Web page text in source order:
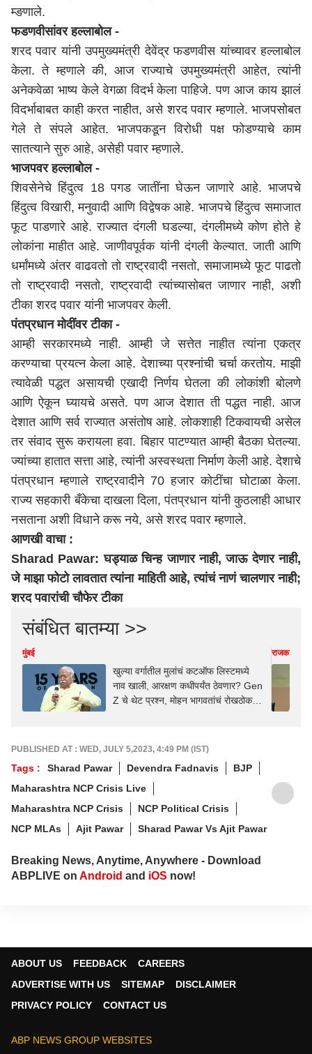
म्ङणाले.
फडणवीसांवर हल्लाबोल -
शरद पवार यांनी उपमुख्यमंत्री देवेंद्र फडणवीस यांच्यावर हल्लाबोल
केला. ते म्हणाले की, आज राज्याचे उपमुख्यमंत्री आहेत, त्यांनी
अनेकवेळा भाष्य केले वेगळा विदर्भ केला पाहिजे. पण आज काय झालं
विदर्भाबाबत काही करत नाहीत, असे शरद पवार म्हणाले. भाजपसोबत
गेले ते संपले आहेत. भाजपकडून विरोधी पक्ष फोडण्याचे काम
सातत्याने सुरु आहे, असेही पवार म्हणाले.
भाजपवर हल्लाबोल -
शिवसेनेचे हिंदुत्व 18 पगड जातींना घेऊन जाणारे आहे. भाजपचे
हिंदुत्व विखारी, मनुवादी आणि विद्वेषक आहे. भाजपचे हिंदुत्व समाजात
फूट पाडणारे आहे. राज्यात दंगली घडल्या, दंगलीमध्ये कोण होते हे
लोकांना माहीत आहे. जाणीवपूर्वक यांनी दंगली केल्यात. जाती आणि
धर्मांमध्ये अंतर वाढवतो तो राष्ट्रवादी नसतो, समाजामध्ये फूट पाढतो
तो राष्ट्रवादी नसतो, राष्ट्रवादी त्यांच्यासोबत जाणार नाही, अशी
टीका शरद पवार यांनी भाजपवर केली.
पंतप्रधान मोदींवर टीका -
आम्ही सरकारमध्ये नाही. आम्ही जे सत्तेत नाहीत त्यांना एकत्र
करण्याचा प्रयत्न केला आहे. देशाच्या प्रश्नांची चर्चा करतोय. माझी
त्यावेळी पद्धत असायची एखादी निर्णय घेतला की लोकांशी बोलणे
आणि ऐकून घ्यायचे असते. पण आज देशात ती पद्धत नाही. आज
देशात आणि सर्व राज्यात असंतोष आहे. लोकशाही टिकवायची असेल
तर संवाद सुरू करायला हवा. बिहार पाटण्यात आम्ही बैठका घेतल्या.
ज्यांच्या हातात सत्ता आहे, त्यांनी अस्वस्थता निर्माण केली आहे. देशाचे
पंतप्रधान म्हणाले राष्ट्रवादीने 70 हजार कोटींचा घोटाळा केला.
राज्य सहकारी बँकेचा दाखला दिला, पंतप्रधान यांनी कुठलाही आधार
नसताना अशी विधाने करू नये, असे शरद पवार म्हणाले.
आणखी वाचा :
Sharad Pawar: घड्याळ चिन्ह जाणार नाही, जाऊ देणार नाही,
जे माझा फोटो लावतात त्यांना माहिती आहे, त्यांचं नाणं चालणार नाही;
शरद पवारांची चौफेर टीका
संबंधित बातम्या >>
मुंबई
खुल्या वर्गातील मुलांचं कटऑफ लिस्टमध्ये
नाव खाली, आरक्षण कधीपर्यंत ठेवणार? Gen
Z चे थेट प्रश्न, मोहन भागवतांचं रोखठोक
राजकारण
PUBLISHED AT : WED, JULY 5,2023, 4:49 PM (IST)
Tags : Sharad Pawar Devendra Fadnavis
BJP
Maharashtra NCP Crisis Live
Maharashtra NCP Crisis
NCP Political Crisis
NCP MLAs
Ajit Pawar Sharad Pawar Vs Ajit Pawar
Breaking News, Anytime, Anywhere - Download
ABPLIVE on Android and iOS now!
ABOUT US FEEDBACK
CAREERS
ADVERTISE WITH US
SITEMAP
DISCLAIMER
PRIVACY POLICY
CONTACT US
ABP NEWS GROUP WEBSITES